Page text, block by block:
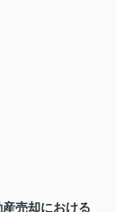
産売却における